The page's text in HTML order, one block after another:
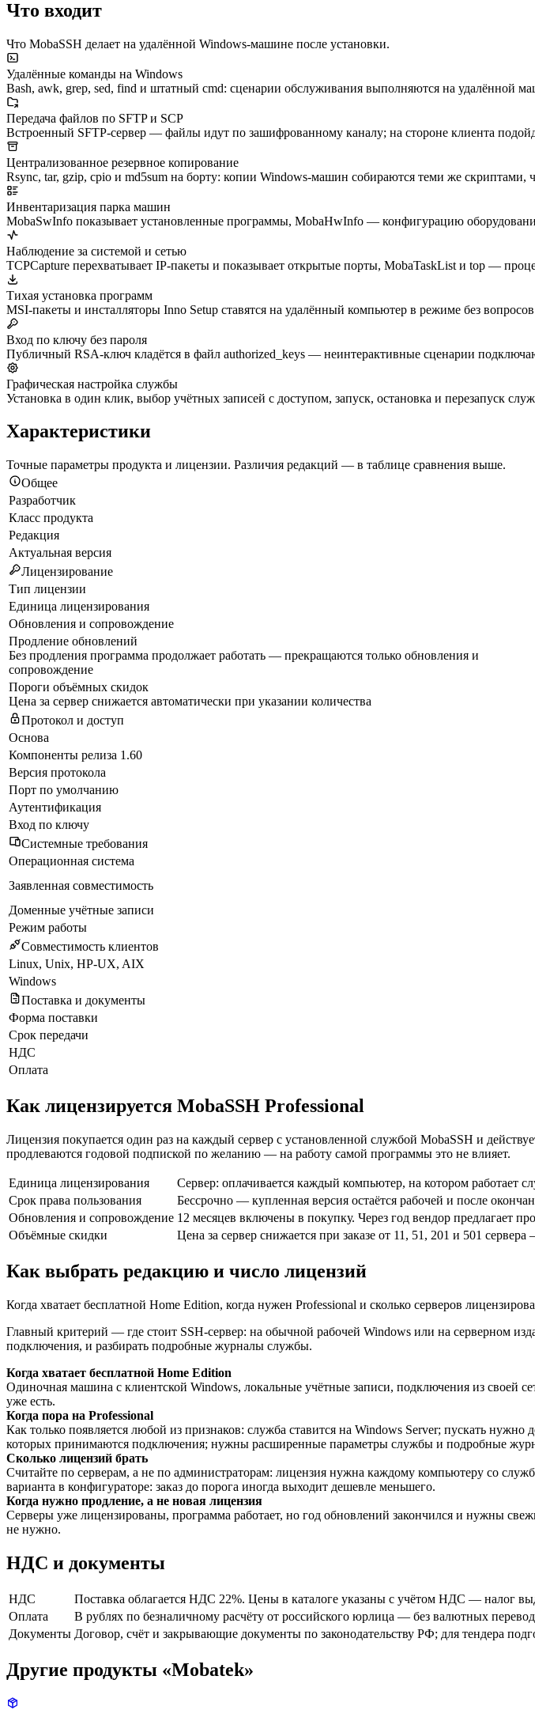
Что входит
Что MobaSSH делает на удалённой Windows-машине после установки.
Удалённые команды на Windows
Bash, awk, grep, sed, find и штатный cmd: сценарии обслуживания выполняются на удалённой
Передача файлов по SFTP и SCP
Встроенный SFTP-сервер — файлы идут по зашифрованному каналу; на стороне клиента
Централизованное резервное копирование
Rsync, tar, gzip, cpio и md5sum на борту: копии Windows-машин собираются теми же скриптами,
Инвентаризация парка машин
MobaSwInfo показывает установленные программы, MobaHwInfo — конфигурацию
Наблюдение за системой и сетью
TCPCapture перехватывает IP-пакеты и показывает открытые порты, MobaTaskList и top —
Тихая установка программ
MSI-пакеты и инсталляторы Inno Setup ставятся на удалённый компьютер в режиме без вопросов
Вход по ключу без пароля
Публичный RSA-ключ кладётся в файл authorized_keys — неинтерактивные сценарии
Графическая настройка службы
Установка в один клик, выбор учётных записей с доступом, запуск, остановка и перезапуск
Характеристики
Точные параметры продукта и лицензии. Различия редакций — в таблице сравнения выше.
Общее
Разработчик
Класс продукта
Редакция
Актуальная версия
Лицензирование
Тип лицензии
Единица лицензирования
Обновления и сопровождение
Продление обновлений
Без продления программа продолжает работать — прекращаются только обновления и
сопровождение
Пороги объёмных скидок
Цена за сервер снижается автоматически при указании количества
Протокол и доступ
Основа
Компоненты релиза 1.60
Версия протокола
Порт по умолчанию
Аутентификация
Вход по ключу
Системные требования
Операционная система
Заявленная совместимость
Доменные учётные записи
Режим работы
Совместимость клиентов
Linux, Unix, HP-UX, AIX
Windows
Поставка и документы
Форма поставки
Срок передачи
НДС
Оплата
Как лицензируется MobaSSH Professional
Лицензия покупается один раз на каждый сервер с установленной службой MobaSSH и
продлеваются годовой подпиской по желанию — на работу самой программы это не влияет.
Единица лицензирования
Сервер: оплачивается каждый компьютер, на котором работает
Срок права пользования
Бессрочно — купленная версия остаётся рабочей и после
Обновления и сопровождение 12 месяцев включены в покупку. Через год вендор предлагает
Объёмные скидки
Цена за сервер снижается при заказе от 11, 51, 201 и 501
Как выбрать редакцию и число лицензий
Когда хватает бесплатной Home Edition, когда нужен Professional и сколько серверов
Главный критерий — где стоит SSH-сервер: на обычной рабочей Windows или на серверном
подключения, и разбирать подробные журналы службы.
Когда хватает бесплатной Home Edition
Одиночная машина с клиентской Windows, локальные учётные записи, подключения из своей
уже есть.
Когда пора на Professional
Как только появляется любой из признаков: служба ставится на Windows Server; пускать
которых принимаются подключения; нужны расширенные параметры службы и подробные
Сколько лицензий брать
Считайте по серверам, а не по администраторам: лицензия нужна каждому компьютеру со
варианта в конфигураторе: заказ до порога иногда выходит дешевле меньшего.
Когда нужно продление, а не новая лицензия
Серверы уже лицензированы, программа работает, но год обновлений закончился и нужны
не нужно.
НДС и документы
НДС
Поставка облагается НДС 22%. Цены в каталоге указаны с учётом НДС — налог
Оплата
В рублях по безналичному расчёту от российского юрлица — без валютных
Документы Договор, счёт и закрывающие документы по законодательству РФ; для тендера
Другие продукты «Mobatek»